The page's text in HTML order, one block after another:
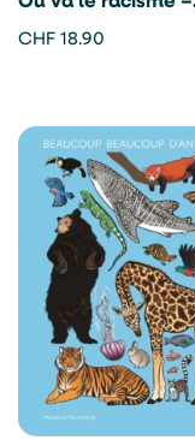
Cécile Benoist
CHF 18.90